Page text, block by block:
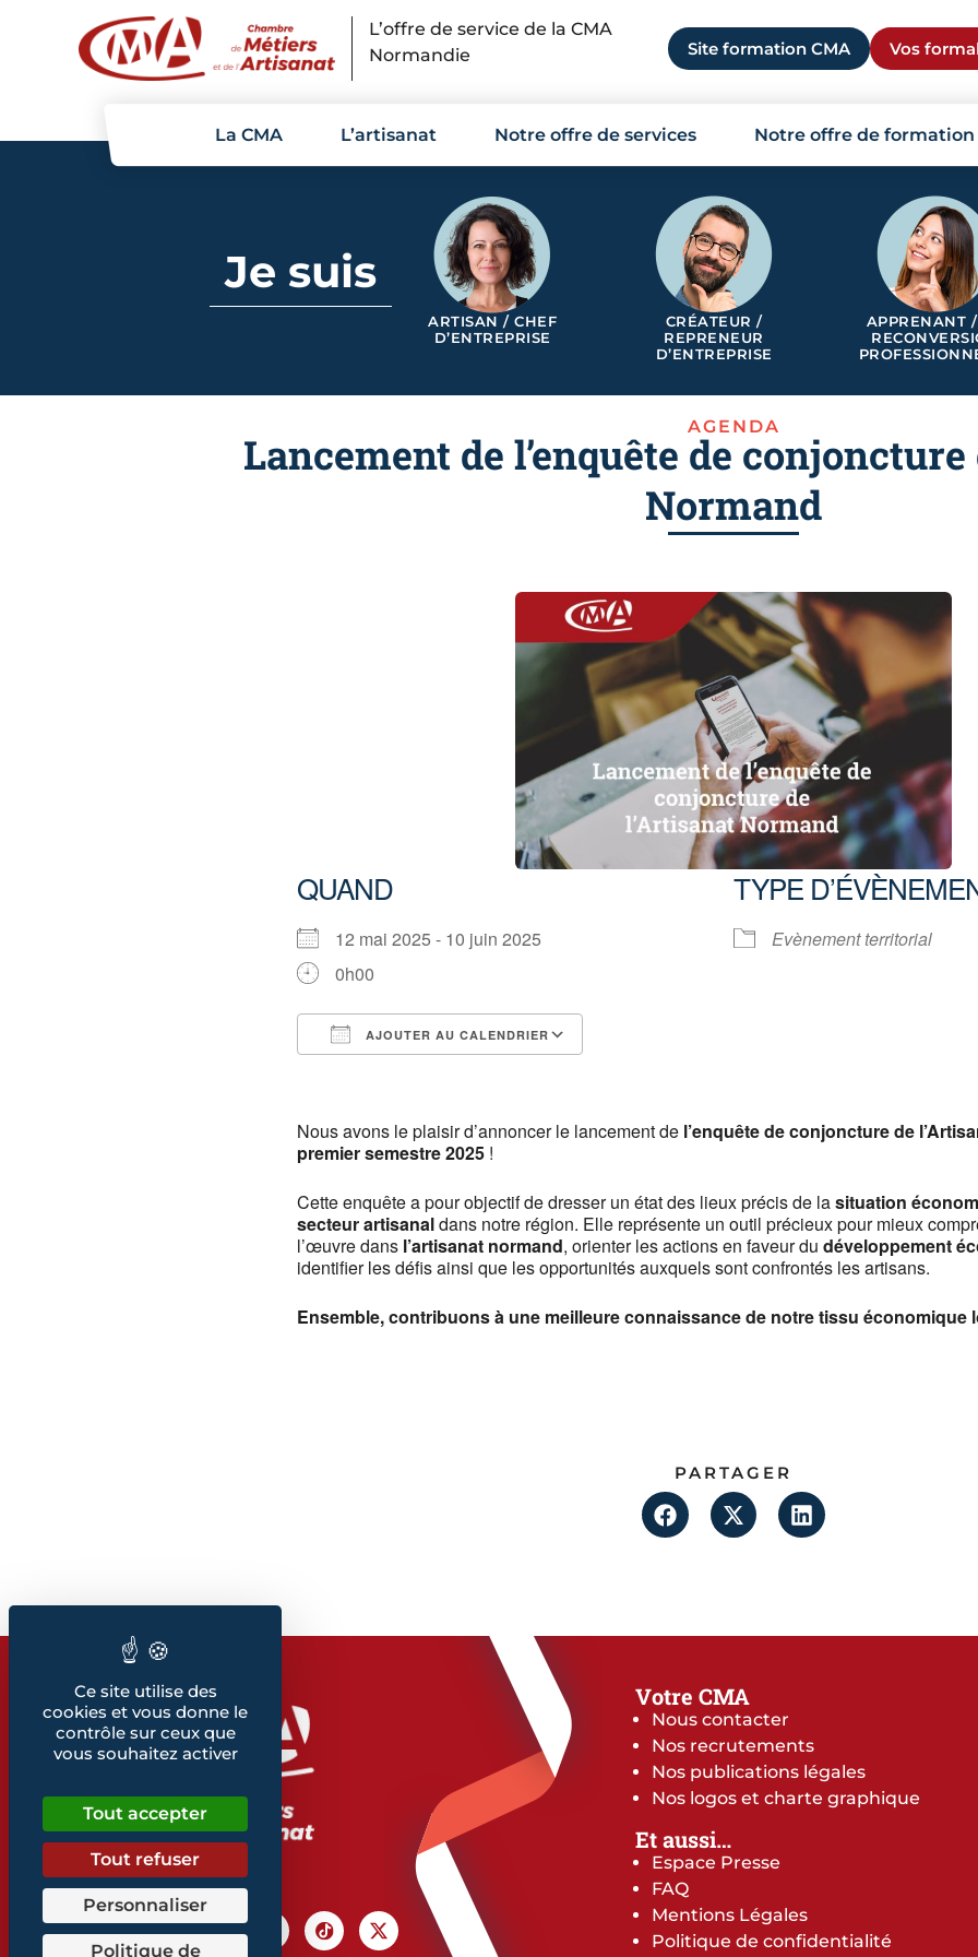
L’offre de service de la CMA
Normandie
Site formation CMA Vos
La CMA L’artisanat Notre offre de services Notre offre de formation
Je suis
ARTISAN / CHEF
D’ENTREPRISE
CRÉATEUR /
REPRENEUR
D’ENTREPRISE
APPRENANT
AGENDA
Lancement de l’enquête de
Normand
QUAND
12 mai 2025 - 10 juin 2025
0h00
AJOUTER AU CALENDRIER
TYPE
Evènement territorial
Nous avons le plaisir d’annoncer le lancement de l’enquête de conjoncture de
premier semestre 2025 !
Cette enquête a pour objectif de dresser un état des lieux précis de lasituation
secteur artisanaldans notre région. Elle représente un outil précieux pour mieux
l’œuvre dans l’artisanat normand, orienter les actions en faveur du développement
identifier les défis ainsi que les opportunités auxquels sont confrontés les artisans.
Ensemble, contribuons à une meilleure connaissance de notre tissu économique
PARTAGER
Votre CMA
Nous contacter
Nos recrutements
Nos publications légales
Nos logos et charte graphique
Et aussi…
Espace Presse
FAQ
Mentions Légales
Politique de confidentialité
Panneau de gestion des cookies
Ce site utilise des
cookies et vous donne le
contrôle sur ceux que
vous souhaitez activer
Tout accepter
Tout refuser
Personnaliser
Politique de